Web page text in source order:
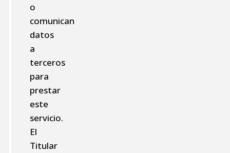
o
comunican
datos
a
terceros
para
prestar
este
servicio.
El
Titular